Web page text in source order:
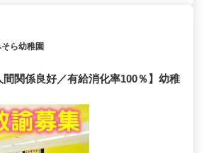
ら幼稚園
間関係良好／有給消化率100％】幼稚